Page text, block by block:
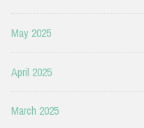
May 2025
April 2025
March 2025